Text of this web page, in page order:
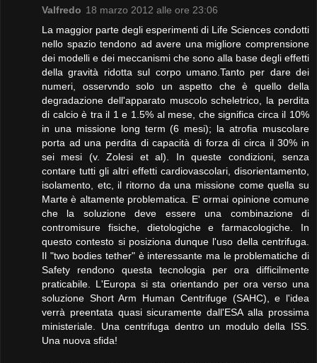
Valfredo 18 marzo 2012 alle ore 23:06
La maggior parte degli esperimenti di Life Sciences condotti
nello spazio tendono ad avere una migliore comprensione
dei modelli e dei meccanismi che sono alla base degli effetti
della gravità ridotta sul corpo umano.Tanto per dare dei
numeri, osservndo solo un aspetto che è quello della
degradazione dell'apparato muscolo scheletrico, la perdita
di calcio è tra il 1 e 1.5% al mese, che significa circa il 10%
in una missione long term (6 mesi); la atrofia muscolare
porta ad una perdita di capacità di forza di circa il 30% in
sei mesi (v. Zolesi et al). In queste condizioni, senza
contare tutti gli altri effetti cardiovascolari, disorientamento,
isolamento, etc, il ritorno da una missione come quella su
Marte è altamente problematica. E' ormai opinione comune
che la soluzione deve essere una combinazione di
contromisure fisiche, dietologiche e farmacologiche. In
questo contesto si posiziona dunque l'uso della centrifuga.
Il "two bodies tether" è interessante ma le problematiche di
Safety rendono questa tecnologia per ora difficilmente
praticabile. L'Europa si sta orientando per ora verso una
soluzione Short Arm Human Centrifuge (SAHC), e l'idea
verrà preentata quasi sicuramente dall'ESA alla prossima
ministeriale. Una centrifuga dentro un modulo della ISS.
Una nuova sfida!